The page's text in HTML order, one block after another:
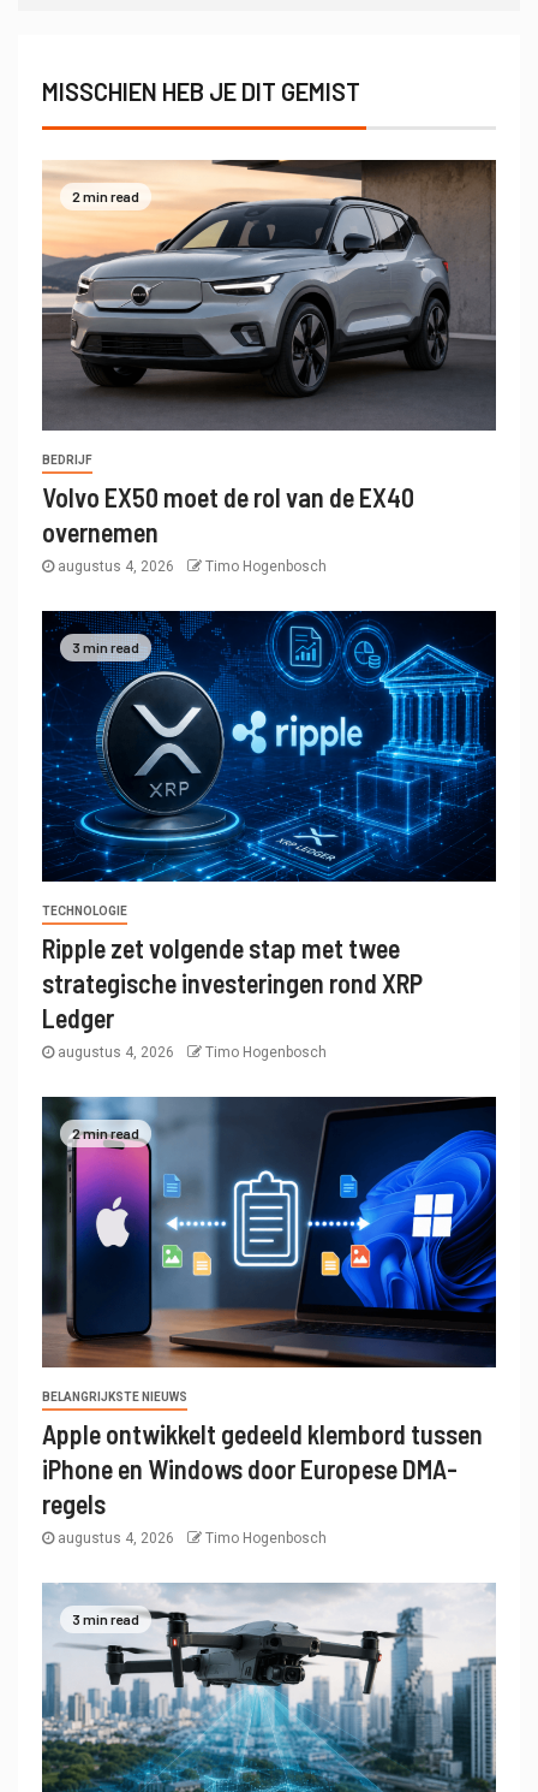
MISSCHIEN HEB JE DIT GEMIST
2 min read
BEDRIJF
Volvo EX50 moet de rol van de EX40
overnemen
augustus 4, 2026 Timo Hogenbosch
3 min read
TECHNOLOGIE
Ripple zet volgende stap met twee
strategische investeringen rond XRP
Ledger
augustus 4, 2026 Timo Hogenbosch
2 min read
BELANGRIJKSTE NIEUWS
Apple ontwikkelt gedeeld klembord tussen
iPhone en Windows door Europese DMA-
regels
augustus 4, 2026 Timo Hogenbosch
3 min read